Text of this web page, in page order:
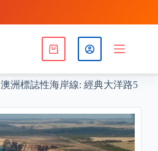
澳洲標誌性海岸線: 經典大洋路5